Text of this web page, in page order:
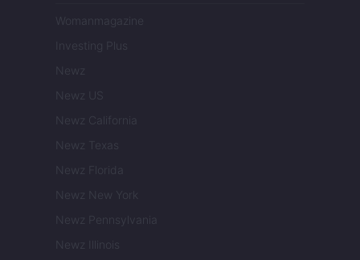
Womanmagazine
Investing Plus
Newz
Newz US
Newz California
Newz Texas
Newz Florida
Newz New York
Newz Pennsylvania
Newz Illinois